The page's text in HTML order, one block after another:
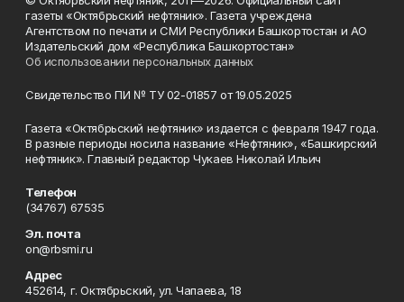
газеты «Октябрьский нефтяник». Газета учреждена
Агентством по печати и СМИ Республики Башкортостан и АО
Издательский дом «Республика Башкортостан»
Об использовании персональных данных
Свидетельство ПИ № ТУ 02-01857 от 19.05.2025
Газета «Октябрьский нефтяник» издается с февраля 1947 года.
В разные периоды носила название «Нефтяник», «Башкирский
нефтяник». Главный редактор Чукаев Николай Ильич
Телефон
(34767) 67535
Эл. почта
on@rbsmi.ru
Адрес
452614, г. Октябрьский, ул. Чапаева, 18